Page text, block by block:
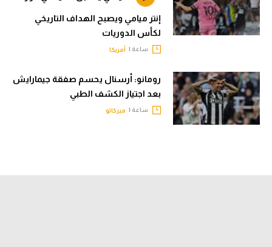
إنتر ميامي ويصبح الهداف التاريخي
لكأس الدوريات
ساعة | أمريكا
رومانو: أرسنال يحسم صفقة جيمارايش
بعد اجتياز الكشف الطبي
ساعة | ميركاتو